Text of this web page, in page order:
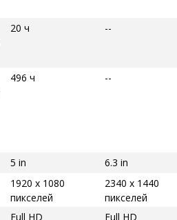
20 ч --
496 ч --
5 in
6.3 in
1920 x 1080
пикселей
2340 x 1440
пикселей
Full HD Full HD